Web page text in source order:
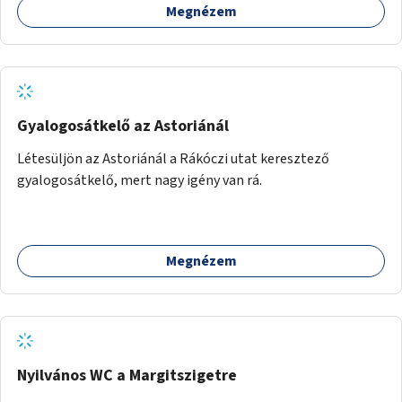
Megnézem
Gyalogosátkelő az Astoriánál
Létesüljön az Astoriánál a Rákóczi utat keresztező
gyalogosátkelő, mert nagy igény van rá.
Megnézem
Nyilvános WC a Margitszigetre